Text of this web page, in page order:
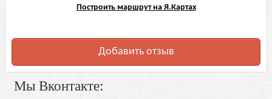
Построить маршрут на Я.Картах
Добавить отзыв
Мы Вконтакте: